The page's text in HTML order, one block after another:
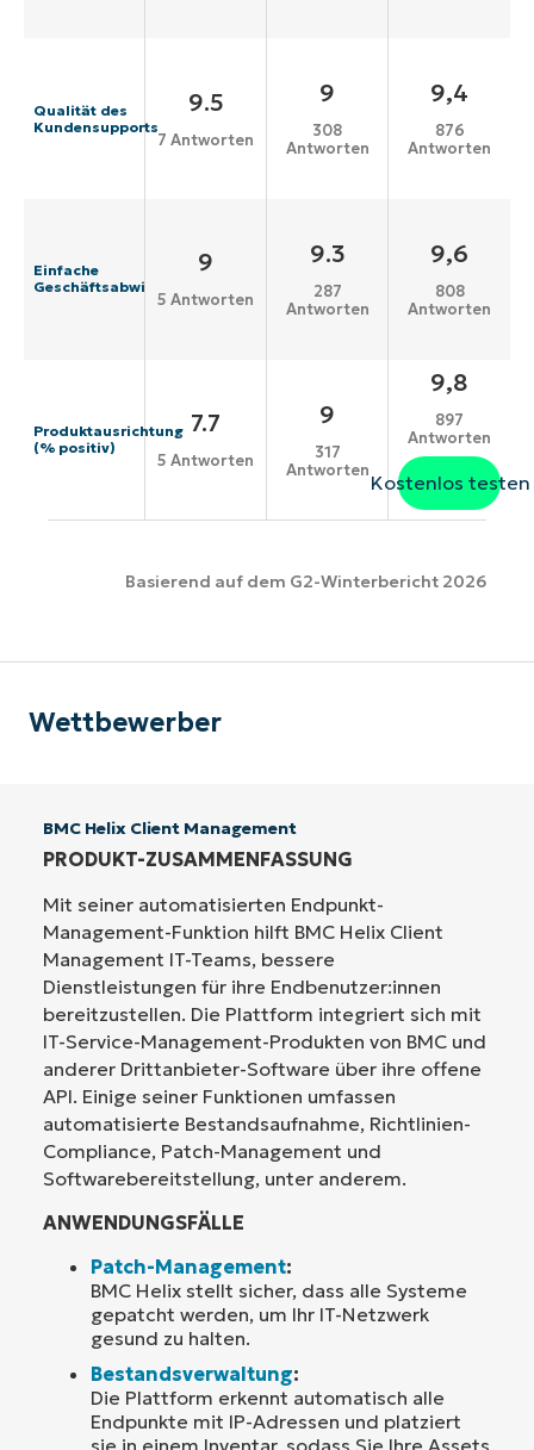
Qualität des
Kundensupports
9.5
7 Antworten
9
308
Antworten
9,4
876
Antworten
Einfache
Geschäftsabwicklung
9
5 Antworten
9.3
287
Antworten
9,6
808
Antworten
Produktausrichtung
(% positiv)
7.7
5 Antworten
9
317
Antworten
9,8
897
Antworten
Kostenlos testen
Basierend auf dem G2-Winterbericht 2026
Wettbewerber
BMC Helix Client Management
PRODUKT-ZUSAMMENFASSUNG
Mit seiner automatisierten Endpunkt-
Management-Funktion hilft BMC Helix Client
Management IT-Teams, bessere
Dienstleistungen für ihre Endbenutzer:innen
bereitzustellen. Die Plattform integriert sich mit
IT-Service-Management-Produkten von BMC und
anderer Drittanbieter-Software über ihre offene
API. Einige seiner Funktionen umfassen
automatisierte Bestandsaufnahme, Richtlinien-
Compliance, Patch-Management und
Softwarebereitstellung, unter anderem.
ANWENDUNGSFÄLLE
Patch-Management:
BMC Helix stellt sicher, dass alle Systeme
gepatcht werden, um Ihr IT-Netzwerk
gesund zu halten.
Bestandsverwaltung:
Die Plattform erkennt automatisch alle
Endpunkte mit IP-Adressen und platziert